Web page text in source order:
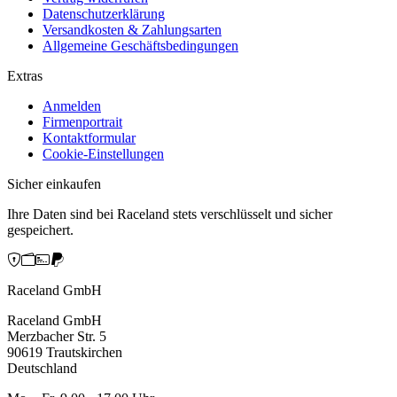
Datenschutzerklärung
Versandkosten & Zahlungsarten
Allgemeine Geschäftsbedingungen
Extras
Anmelden
Firmenportrait
Kontaktformular
Cookie-Einstellungen
Sicher einkaufen
Ihre Daten sind bei Raceland stets verschlüsselt und sicher
gespeichert.
Raceland GmbH
Raceland GmbH
Merzbacher Str. 5
90619 Trautskirchen
Deutschland